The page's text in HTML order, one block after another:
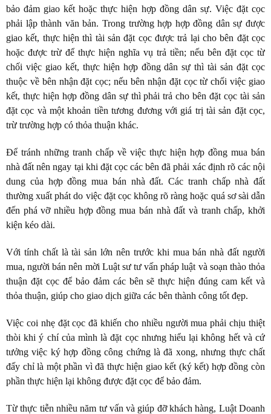
bảo đảm giao kết hoặc thực hiện hợp đồng dân sự. Việc đặt cọc
phải lập thành văn bản. Trong trường hợp hợp đồng dân sự được
giao kết, thực hiện thì tài sản đặt cọc được trả lại cho bên đặt cọc
hoặc được trừ để thực hiện nghĩa vụ trả tiền; nếu bên đặt cọc từ
chối việc giao kết, thực hiện hợp đồng dân sự thì tài sản đặt cọc
thuộc về bên nhận đặt cọc; nếu bên nhận đặt cọc từ chối việc giao
kết, thực hiện hợp đồng dân sự thì phải trả cho bên đặt cọc tài sản
đặt cọc và một khoản tiền tương đương với giá trị tài sản đặt cọc,
trừ trường hợp có thỏa thuận khác.
Để tránh những tranh chấp về việc thực hiện hợp đồng mua bán
nhà đất nên ngay tại khi đặt cọc các bên đã phải xác định rõ các nội
dung của hợp đồng mua bán nhà đất. Các tranh chấp nhà đất
thường xuất phát do việc đặt cọc không rõ ràng hoặc quá sơ sài dẫn
đến phá vỡ nhiều hợp đồng mua bán nhà đất và tranh chấp, khởi
kiện kéo dài.
Với tính chất là tài sản lớn nên trước khi mua bán nhà đất người
mua, người bán nên mời Luật sư tư vấn pháp luật và soạn thào thỏa
thuận đặt cọc để bảo đảm các bên sẽ thực hiện đúng cam kết và
thỏa thuận, giúp cho giao dịch giữa các bên thành công tốt đẹp.
Việc coi nhẹ đặt cọc đã khiến cho nhiều người mua phải chịu thiệt
thòi khi ý chí của mình là đặt cọc nhưng hiểu lại không hết và cứ
tưởng việc ký hợp đồng công chứng là đã xong, nhưng thực chất
đấy chỉ là một phần vì đã thực hiện giao kết (ký kết) hợp đồng còn
phần thực hiện lại không được đặt cọc để bảo đảm.
Từ thực tiễn nhiều năm tư vấn và giúp đỡ khách hàng, Luật Doanh